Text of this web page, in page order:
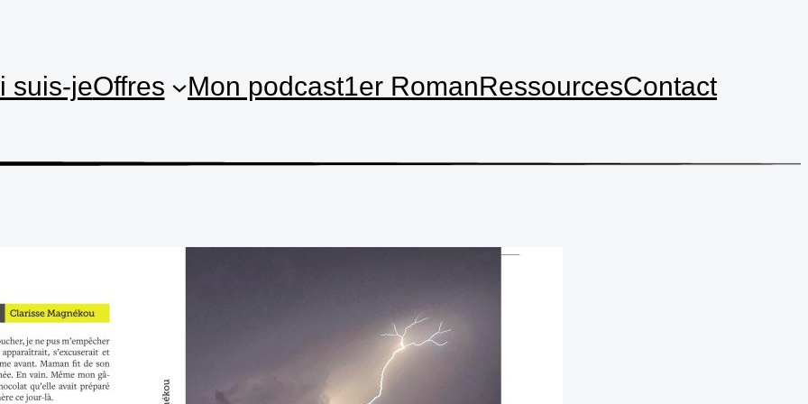
suis-jeOffres Mon podcast1er RomanRessourcesContact